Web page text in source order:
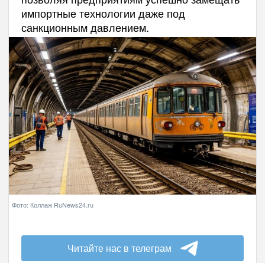
импортные технологии даже под
санкционным давлением.
Фото: Коллаж RuNews24.ru
Читайте нас в телеграм